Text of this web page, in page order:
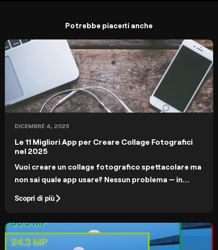
Potrebbe piacerti anche
DICEMBRE 4, 2025
Le 11 Migliori App per Creare Collage Fotografici
nel 2025
Vuoi creare un collage fotografico spettacolare ma
non sai quale app usare? Nessun problema — in
collage su iOS e Android.
Scopri di più